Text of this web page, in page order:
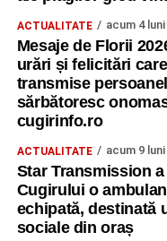
de a participa la acest
Mulțumim Erasmus+
învățare, dezvoltare
șansa de a
descoperirii și al
interactive și creative.
Pentru mine,
decât un curs
Înseamnă oameni pe
ACTUALITATE acum 4 luni
Mesaje de Florii
urări și felicitări
transmise
sărbătoresc
cugirinfo.ro
ACTUALITATE acum 9 luni
Star Transmission
Cugirului o
echipată, destinată
sociale din oraș